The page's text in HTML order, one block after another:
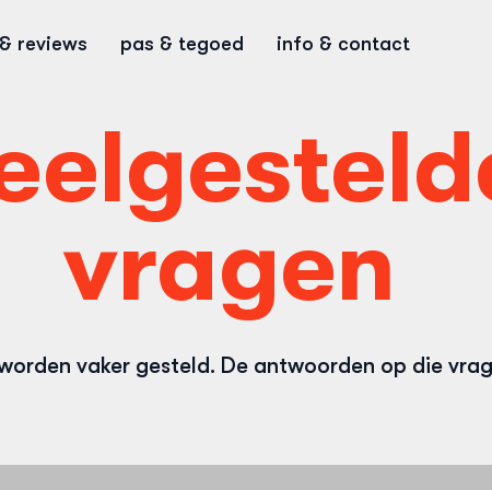
reviews pas & tegoed info & contact
vragen
vaker gesteld. De antwoorden op die